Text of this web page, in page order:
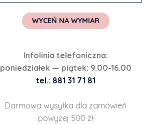
WYCEŃ NA WYMIAR
Infolinia telefoniczna:
poniedziałek — piątek: 9.00-16.00
tel.: 881 31 71 81
Darmowa wysyłka dla zamówień
powyżej 500 zł